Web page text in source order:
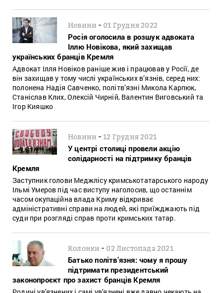
Новини - 01 Грудня 2022
Росія оголосила в розшук адвоката
Іллю Новікова, який захищав
українських бранців Кремля
Адвокат Ілля Новіков раніше жив і працював у Росії, де
він захищав у тому числі українських в’язнів, серед них:
полонена Надія Савченко, політв’язні Микола Карпюк,
Станіслав Клих, Олексій Чирній, Валентин Виговський та
Ігор Кияшко
Новини -12 Грудня 2021
У центрі столиці провели акцію
солідарності на підтримку бранців
Кремля
Заступник голови Меджлісу кримськотатарського народу
Ільмі Умеров під час виступу наголосив, що останнім
часом окупаційна влада Криму відкриває
адміністративні справи на людей, які приїжджають під
суди при розгляді справ проти кримських татар.
Колонки - 02 Листопада 2021
Батько політв’язня: чому я прошу
підтримати президентський
законопроєкт про захист бранців Кремля